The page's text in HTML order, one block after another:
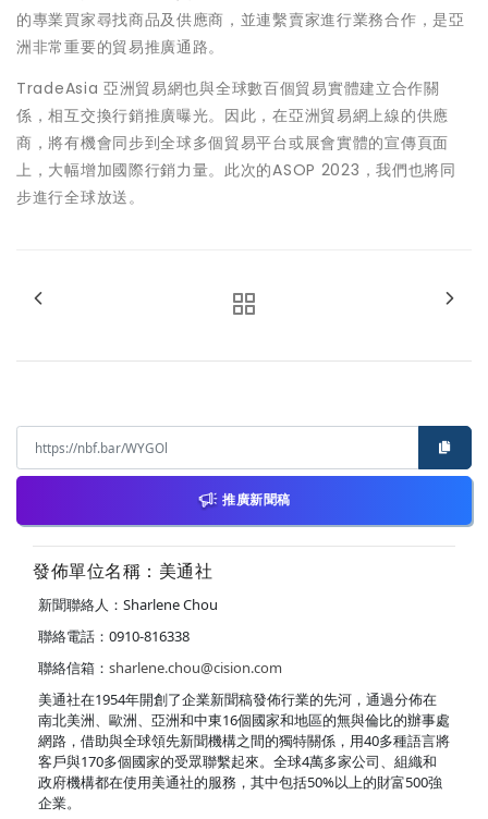
的專業買家尋找商品及供應商，並連繫賣家進行業務合作，是亞
洲非常重要的貿易推廣通路。
TradeAsia 亞洲貿易網也與全球數百個貿易實體建立合作關
係，相互交換行銷推廣曝光。因此，在亞洲貿易網上線的供應
商，將有機會同步到全球多個貿易平台或展會實體的宣傳頁面
上，大幅增加國際行銷力量。此次的ASOP 2023，我們也將同
步進行全球放送。
推廣新聞稿
發佈單位名稱：美通社
新聞聯絡人：Sharlene Chou
聯絡電話：0910-816338
聯絡信箱： sharlene.chou@cision.com
美通社在1954年開創了企業新聞稿發佈行業的先河，通過分佈在
南北美洲、歐洲、亞洲和中東16個國家和地區的無與倫比的辦事處
網路，借助與全球領先新聞機構之間的獨特關係，用40多種語言將
客戶與170多個國家的受眾聯繫起來。全球4萬多家公司、組織和
政府機構都在使用美通社的服務，其中包括50%以上的財富500強
企業。